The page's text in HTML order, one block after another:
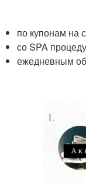
по купонам на
со SPA
ежедневным